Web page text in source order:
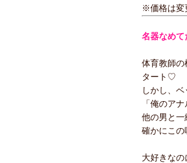
※価格は変
名器なめて
体育教師の
タート♡
しかし、
「俺のア
他の男と一
確かにこ
大好きな